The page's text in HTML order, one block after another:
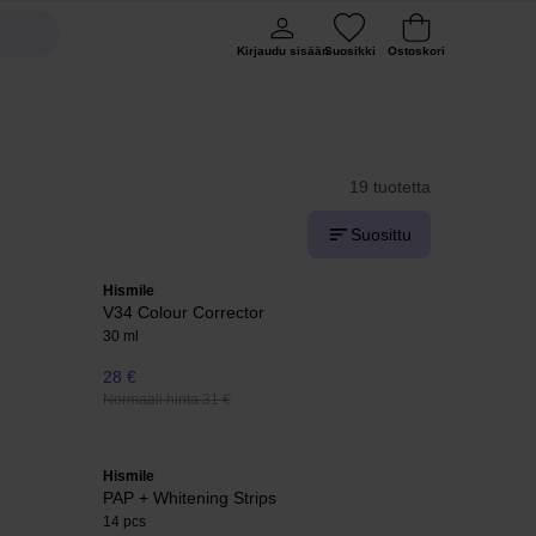
Kirjaudu sisäänSuosikki Ostoskori
19 tuotetta
Suosittu
Hismile
V34 Colour Corrector
30 ml
28 €
Normaali hinta 31 €
Hismile
PAP + Whitening Strips
14 pcs